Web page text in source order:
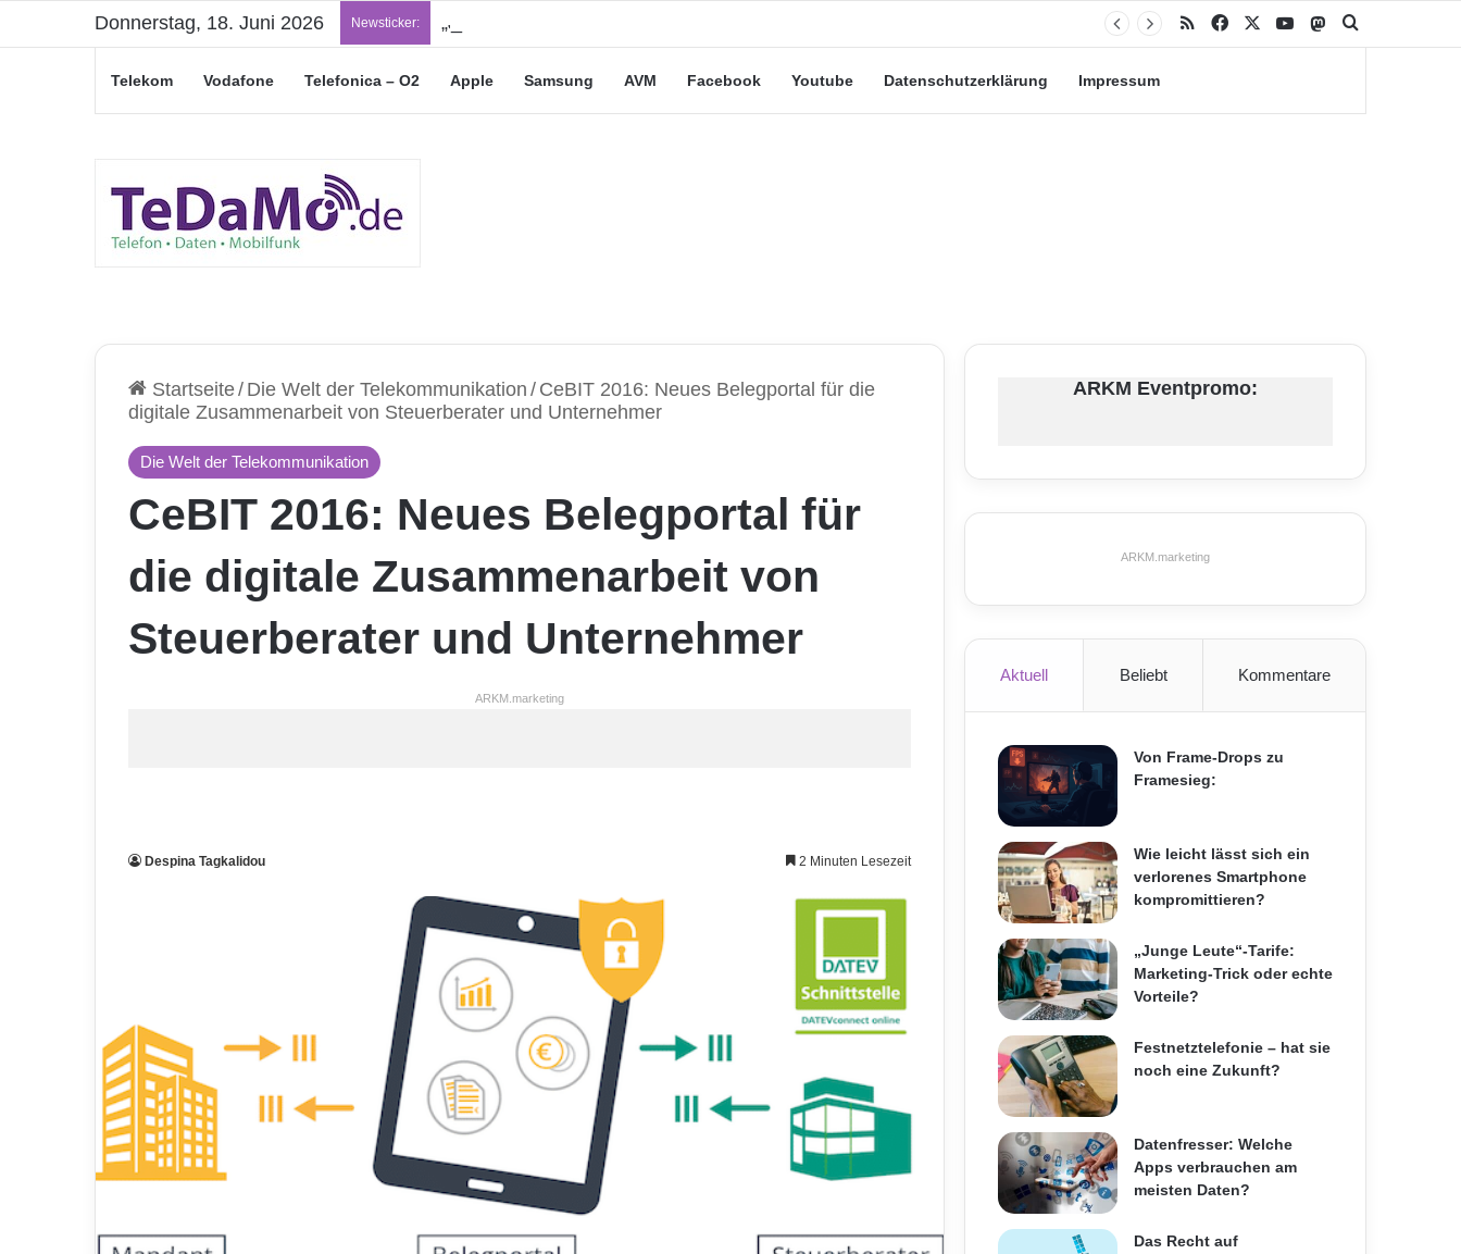
Donnerstag, 18. Juni 2026 Newsticker: „Junge Leute“-Tarife: Marketing-Trick oder echte Vorteile? RSS Facebook YouTubeMastodon
Telekom Vodafone Telefonica – O2 Apple Samsung AVM Facebook Youtube Datenschutzerklärung Impressum
Startseite/ Die Welt der Telekommunikation / CeBIT 2016: Neues Belegportal für die
digitale Zusammenarbeit von Steuerberater und Unternehmer
Die Welt der Telekommunikation
CeBIT 2016: Neues Belegportal für
die digitale Zusammenarbeit von
Steuerberater und Unternehmer
ARKM.marketing
Despina Tagkalidou 2 Minuten Lesezeit
ARKM Eventpromo:
ARKM.marketing
Aktuell Beliebt Kommentare
Von Frame-Drops zu
Framesieg:
Wie leicht lässt sich ein
verlorenes Smartphone
kompromittieren?
„Junge Leute“-Tarife:
Marketing-Trick oder echte
Vorteile?
Festnetztelefonie – hat sie
noch eine Zukunft?
Datenfresser: Welche
Apps verbrauchen am
meisten Daten?
Das Recht auf